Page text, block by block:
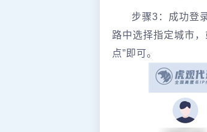
步骤3：成功登
路中选择指定城市
点”即可。